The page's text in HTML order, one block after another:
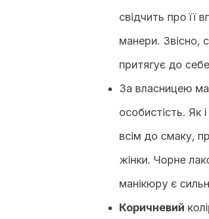
свідчить про її
манери. Звісно,
притягує до
За власницею
особистість. Як
всім до смаку,
жінки. Чорне
манікюру є
Коричневий